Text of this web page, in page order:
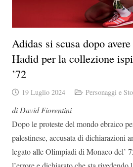
Adidas si scusa dopo
Hadid per la collezione
’72
19 Luglio 2024 Personaggi e
di David Fiorentini
Dopo le proteste del mondo ebraico
palestinese, accusata di dichiarazioni
legato alle Olimpiadi di Monaco del’